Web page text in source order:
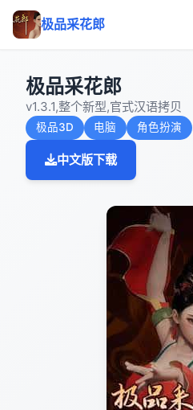
极品采花郎
极品采花郎
v1.3.1,整个新型,官式汉语拷贝
极品3D 电脑 角色扮演
中文版下载